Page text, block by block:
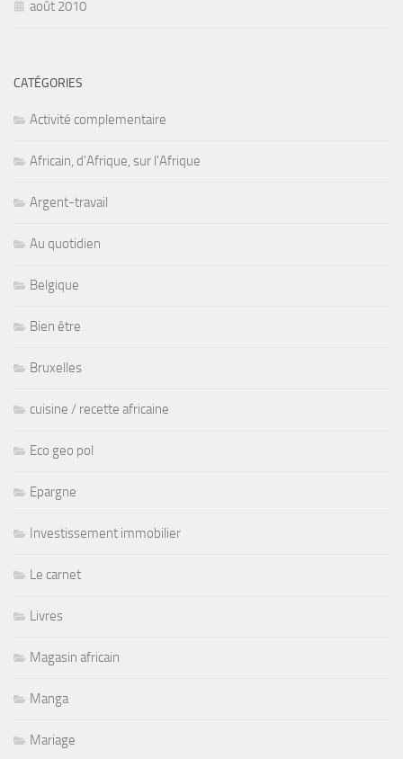
août 2010
CATÉGORIES
Activité complementaire
Africain, d'Afrique, sur l'Afrique
Argent-travail
Au quotidien
Belgique
Bien être
Bruxelles
cuisine / recette africaine
Eco geo pol
Epargne
Investissement immobilier
Le carnet
Livres
Magasin africain
Manga
Mariage